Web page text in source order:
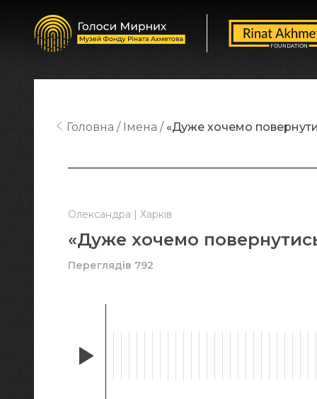
Олександра | Харків
«Дуже хочемо
Переглядів 792
Головна Імена «Дуже хочемо